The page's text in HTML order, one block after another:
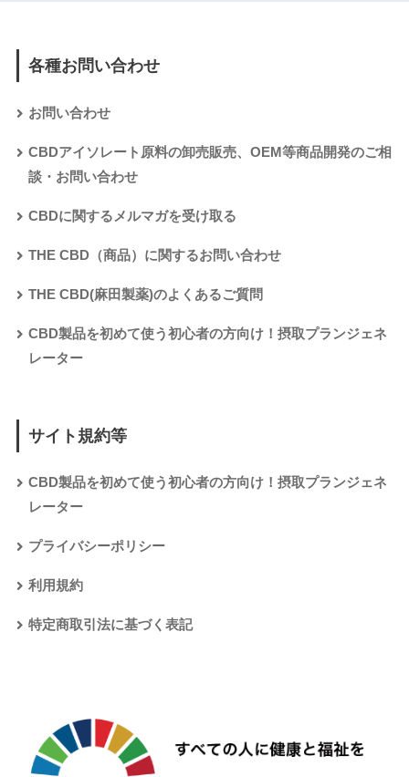
各種お問い合わせ
お問い合わせ
CBDアイソレート原料の卸売販売、OEM等商品開発のご相
談・お問い合わせ
CBDに関するメルマガを受け取る
THE CBD（商品）に関するお問い合わせ
THE CBD(麻田製薬)のよくあるご質問
CBD製品を初めて使う初心者の方向け！摂取プランジェネ
レーター
サイト規約等
CBD製品を初めて使う初心者の方向け！摂取プランジェネ
レーター
プライバシーポリシー
利用規約
特定商取引法に基づく表記